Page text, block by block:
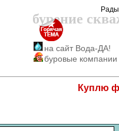
бурение
на сайт Вода-ДА!
буровые компании
Куплю